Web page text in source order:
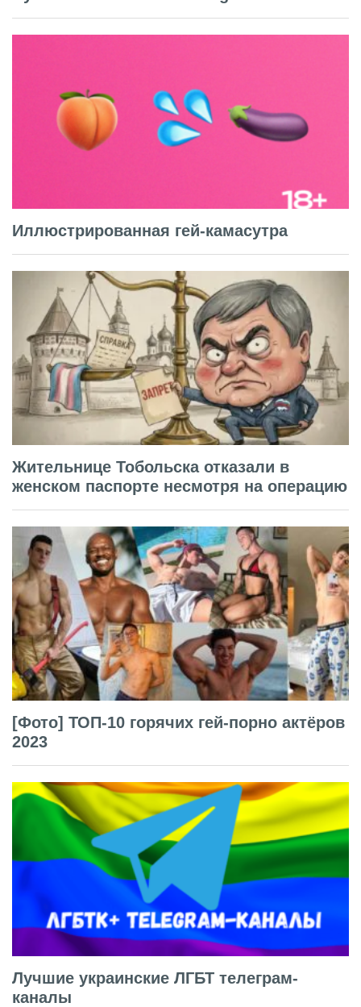
Иллюстрированная гей-камасутра
Жительнице Тобольска отказали в
женском паспорте несмотря на операцию
[Фото] ТОП-10 горячих гей-порно актёров
2023
Лучшие украинские ЛГБТ телеграм-
каналы